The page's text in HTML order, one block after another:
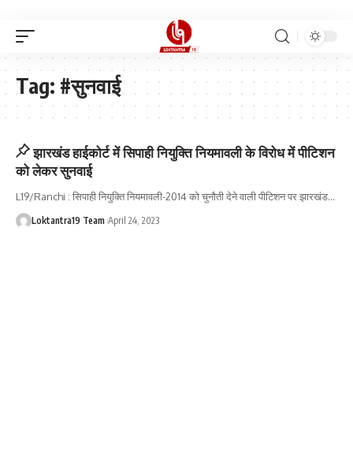
Tag: #सुनवाई
झारखंड हाईकोर्ट में सिपाही नियुक्ति नियमावली के विरोध में पीटिशन
को लेकर सुनवाई
L19/Ranchi : सिपाही नियुक्ति नियमावली-2014 को चुनौती देने वाली पीटिशन पर झारखंड…
Loktantra19 Team April 24, 2023